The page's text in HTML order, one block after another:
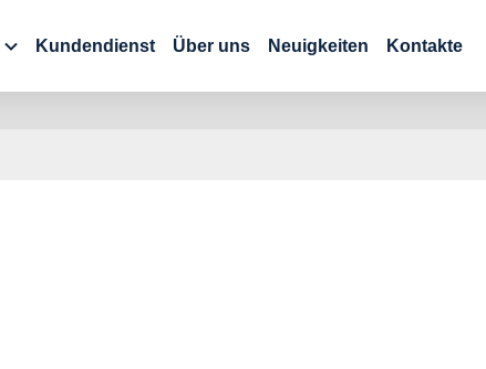
Kundendienst Über uns Neuigkeiten
Kontakte